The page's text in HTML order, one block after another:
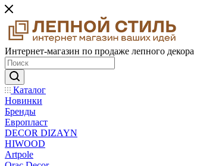
Интернет-магазин по продаже лепного декора
Каталог
Новинки
Бренды
Европласт
DECOR DIZAYN
HIWOOD
Artpole